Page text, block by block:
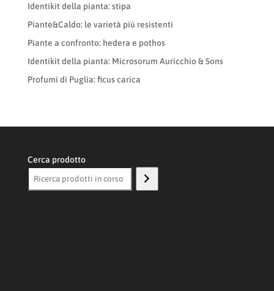
Identikit della pianta: stipa
Piante&Caldo: le varietà più resistenti
Piante a confronto: hedera e pothos
Identikit della pianta: Microsorum Auricchio & Sons
Profumi di Puglia: ficus carica
Cerca prodotto